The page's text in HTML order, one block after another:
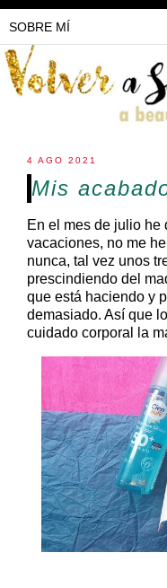
4 AGO 2021
Mis
En el mes de julio he
vacaciones, no me
nunca, tal vez unos
prescindiendo del
que está haciendo y
demasiado. Así que
cuidado corporal la